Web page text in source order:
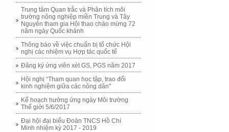
Trung tâm Quan trắc và Phân tích môi
trường nông nghiệp miền Trung và Tây
Nguyên tham gia Hội thao chào mừng 72
năm ngày Quốc khánh
Thông báo về việc chuẩn bị tổ chức Hội
nghị các nhiệm vụ Hợp tác quốc tế
Đăng ký ứng viên xét GS, PGS năm 2017
Hội nghị “Tham quan học tập, trao đổi
kinh nghiệm giữa các nông dân"
Kế hoạch hưởng ứng ngày Môi trường
Thế giới 5/6/2017
Đại hội đại biểu Đoàn TNCS Hồ Chí
Minh nhiệm kỳ 2017 - 2019